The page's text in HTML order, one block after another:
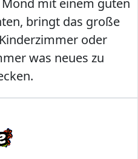
mit einem guten
bringt das große
oder
was neues zu